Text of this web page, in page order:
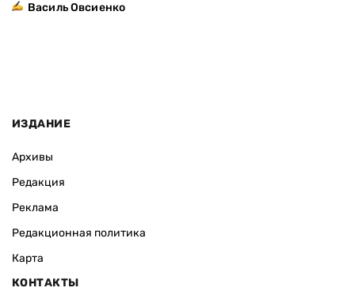
Василь Овсиенко
ИЗДАНИЕ
Архивы
Редакция
Реклама
Редакционная политика
Карта
КОНТАКТЫ